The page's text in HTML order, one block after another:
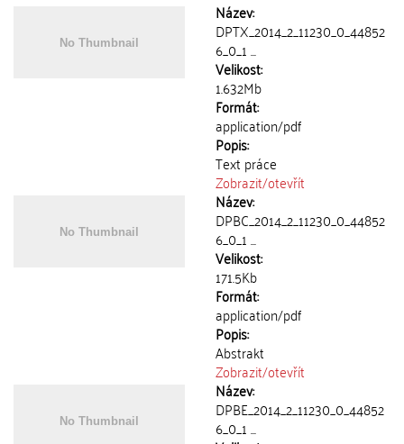
Název:
DPTX_2014_2_11230_0_44852
6_0_1 ...
Velikost:
1.632Mb
Formát:
application/pdf
Popis:
Text práce
Zobrazit/otevřít
Název:
DPBC_2014_2_11230_0_44852
6_0_1 ...
Velikost:
171.5Kb
Formát:
application/pdf
Popis:
Abstrakt
Zobrazit/otevřít
Název:
DPBE_2014_2_11230_0_44852
6_0_1 ...